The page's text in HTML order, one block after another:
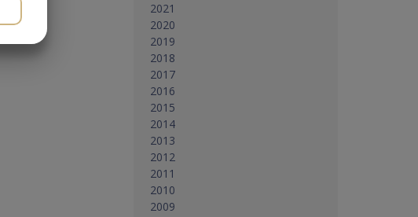
2021
2020
2019
2018
2017
2016
2015
2014
2013
2012
2011
2010
2009